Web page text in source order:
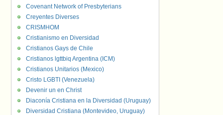
Covenant Network of Presbyterians
Creyentes Diverses
CRISMHOM
Cristianismo en Diversidad
Cristianos Gays de Chile
Cristianos lgttbiq Argentina (ICM)
Cristianos Unitarios (Mexico)
Cristo LGBTI (Venezuela)
Devenir un en Christ
Diaconía Cristiana en la Diversidad (Uruguay)
Diversidad Cristiana (Montevideo, Uruguay)